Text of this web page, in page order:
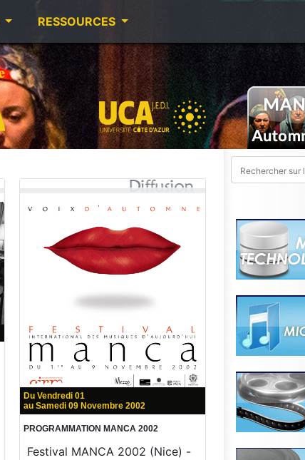
RESSOURCES
Du Vendredi 01
au Samedi 09 Novembre 2002
PROGRAMMATION MANCA 2002
Festival MANCA 2002 (Nice) -